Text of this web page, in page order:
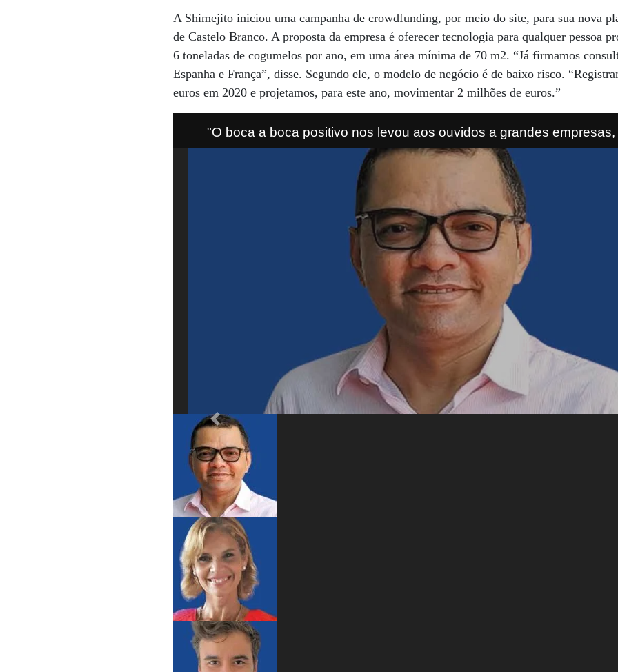
A Shimejito iniciou uma campanha de crowdfunding, por meio do site, para sua nova
de Castelo Branco. A proposta da empresa é oferecer tecnologia para qualquer pessoa
6 toneladas de cogumelos por ano, em uma área mínima de 70 m2. “Já firmamos
Espanha e França”, disse. Segundo ele, o modelo de negócio é de baixo risco.
euros em 2020 e projetamos, para este ano, movimentar 2 milhões de euros.”
"O boca a boca positivo nos levou aos ouvidos a grandes
Previous